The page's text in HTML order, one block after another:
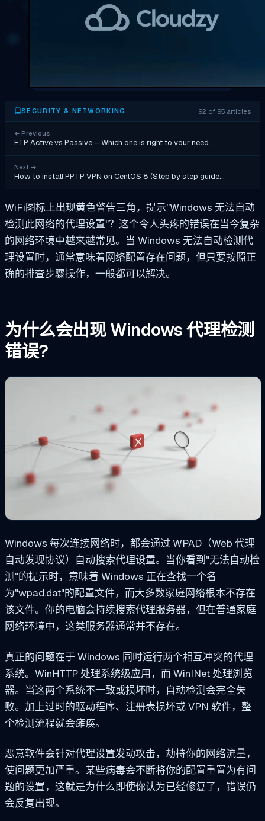
SECURITY & NETWORKING 92 of 95 articles
← Previous
FTP Active vs Passive – Which one is right to your need…
Next →
How to install PPTP VPN on CentOS 8 (Step by step guide…
WiFi图标上出现黄色警告三角，提示"Windows 无法自动
检测此网络的代理设置"？这个令人头疼的错误在当今复杂
的网络环境中越来越常见。当 Windows 无法自动检测代
理设置时，通常意味着网络配置存在问题，但只要按照正
确的排查步骤操作，一般都可以解决。
为什么会出现 Windows 代理检测
错误?
Windows 每次连接网络时，都会通过 WPAD（Web 代理
自动发现协议）自动搜索代理设置。当你看到"无法自动检
测"的提示时，意味着 Windows 正在查找一个名
为"wpad.dat"的配置文件，而大多数家庭网络根本不存在
该文件。你的电脑会持续搜索代理服务器，但在普通家庭
网络环境中，这类服务器通常并不存在。
真正的问题在于 Windows 同时运行两个相互冲突的代理
系统。WinHTTP 处理系统级应用，而 WinINet 处理浏览
器。当这两个系统不一致或损坏时，自动检测会完全失
败。加上过时的驱动程序、注册表损坏或 VPN 软件，整
个检测流程就会瘫痪。
恶意软件会针对代理设置发动攻击，劫持你的网络流量，
使问题更加严重。某些病毒会不断将你的配置重置为有问
题的设置，这就是为什么即使你认为已经修复了，错误仍
会反复出现。